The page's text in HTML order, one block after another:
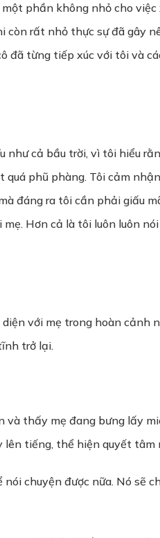
phần không nhỏ cho
rất nhỏ thực sự đã gây
từng tiếp xúc với tôi và
cả bầu trời, vì tôi hiểu
phũ phàng. Tôi cảm
đáng ra tôi cần phải giấu
Hơn cả là tôi luôn luôn
với mẹ trong hoàn cảnh
trở lại.
thấy mẹ đang bưng lấy
tiếng, thể hiện quyết tâm
chuyện được nữa. Nó sẽ